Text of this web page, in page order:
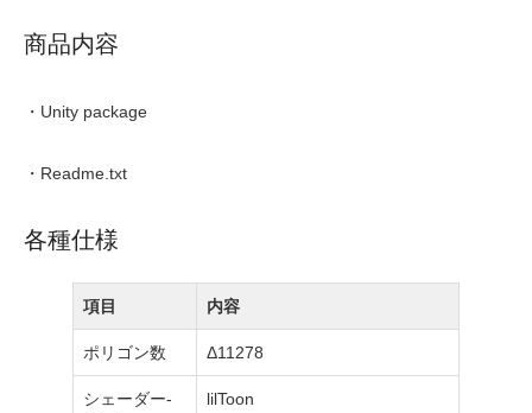
商品内容
・Unity package
・Readme.txt
各種仕様
項目 内容
ポリゴン数 Δ11278
シェーダー-
lilToon